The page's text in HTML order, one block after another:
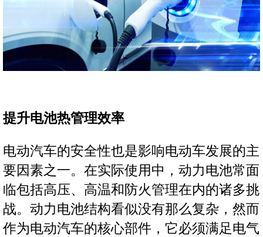
提升电池热管理效率
电动汽车的安全性也是影响电动车发展的主
要因素之一。在实际使用中，动力电池常面
临包括高压、高温和防火管理在内的诸多挑
战。动力电池结构看似没有那么复杂，然而
作为电动汽车的核心部件，它必须满足电气